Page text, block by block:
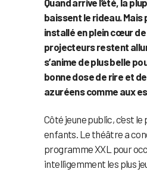
Quand arrive l’été, la
baissent le rideau. Mais
installé en plein cœur de
projecteurs restent
s’anime de plus belle
bonne dose de rire et
azuréens comme aux
Côté jeune public, c’est le
enfants. Le théâtre a
programme XXL pour
intelligemment les plus